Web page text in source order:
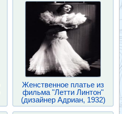
Женственное платье из
фильма "Летти Линтон"
(дизайнер Адриан, 1932)